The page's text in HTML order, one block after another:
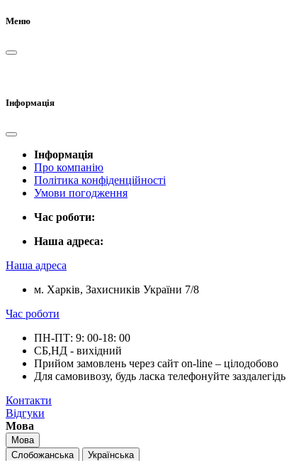
Меню
Інформація
Інформація
Про компанію
Політика конфіденційності
Умови погодження
Час роботи:
Наша адреса:
Наша адреса
м. Харків, Захисників України 7/8
Час роботи
ПН-ПТ: 9: 00-18: 00
СБ,НД - вихідний
Прийом замовлень через сайт on-line – цілодобово
Для самовивозу, будь ласка телефонуйте заздалегідь
Контакти
Відгуки
Мова
Мова
Слобожанська
Українська